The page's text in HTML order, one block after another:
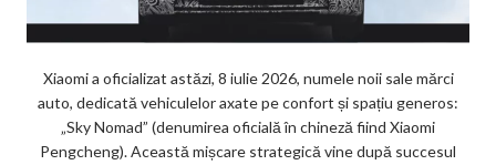
Xiaomi a oficializat astăzi, 8 iulie 2026, numele noii sale mărci
auto, dedicată vehiculelor axate pe confort și spațiu generos:
„Sky Nomad” (denumirea oficială în chineză fiind Xiaomi
Pengcheng). Această mișcare strategică vine după succesul